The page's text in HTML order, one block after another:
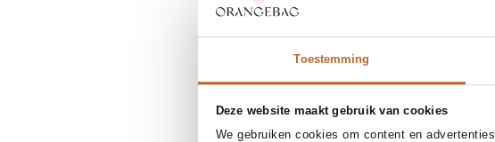
Toestemming
Deze website maakt gebruik van cookies
We gebruiken cookies om content en